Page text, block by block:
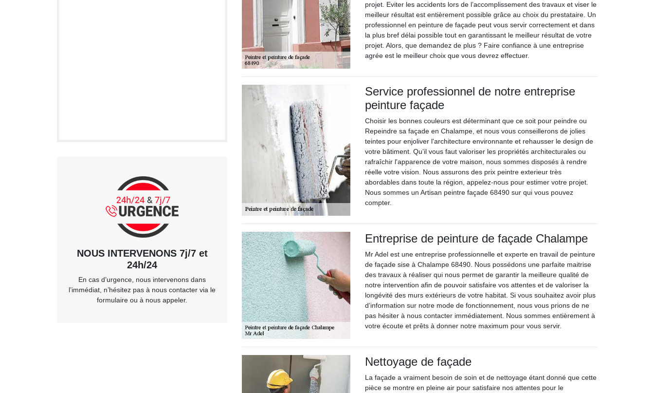
NOUS INTERVENONS 7j/7 et
24h/24
En cas d’urgence, nous intervenons dans
l’immédiat, n’hésitez pas à nous contacter via le
formulaire ou à nous appeler.
projet. Eviter les accidents lors de l’accomplissement des travaux et viser le
meilleur résultat est entièrement possible grâce au choix du prestataire. Un
professionnel en peinture de façade peut vous servir correctement et dans
la plus bref délai possible tout en garantissant le meilleur résultat de votre
projet. Alors, que demandez de plus ? Faire confiance à une entreprise
agrée est le meilleur choix que vous devrez effectuer.
Service professionnel de notre entreprise
peinture façade
Choisir les bonnes couleurs est déterminant que ce soit pour peindre ou
Repeindre sa façade en Chalampe, et nous vous conseillerons de jolies
teintes pour enjoliver l'architecture environnante et rehausser le design de
votre bâtiment. Qu’il vous faut valoriser les propriétés architecturales ou
rafraîchir l'apparence de votre maison, nous sommes disposés à rendre
réelle votre vision. Nous assurons des prix peintre exterieur très
abordables dans toute la région, appelez-nous pour estimer votre projet.
Nous sommes un Artisan peintre façade 68490 sur qui vous pouvez
compter.
Entreprise de peinture de façade Chalampe
Mr Adel est une entreprise professionnelle et experte en travail de peinture
de façade sise à Chalampe 68490. Nous possédons une parfaite maitrise
des travaux à réaliser qui nous permet de garantir la meilleure qualité de
notre intervention afin de pouvoir satisfaire vos attentes et de valoriser la
longévité des murs extérieurs de votre habitat. Si vous souhaitez avoir plus
d’information sur notre mode de fonctionnement, nous vous prions de ne
pas hésiter à nous contacter immédiatement. Nous sommes entièrement à
votre écoute et prêts à donner notre maximum pour vous servir.
Nettoyage de façade
La façade a vraiment besoin de soin et de nettoyage étant donné que cette
pièce se montre en pleine air pour satisfaire nos attentes pour le